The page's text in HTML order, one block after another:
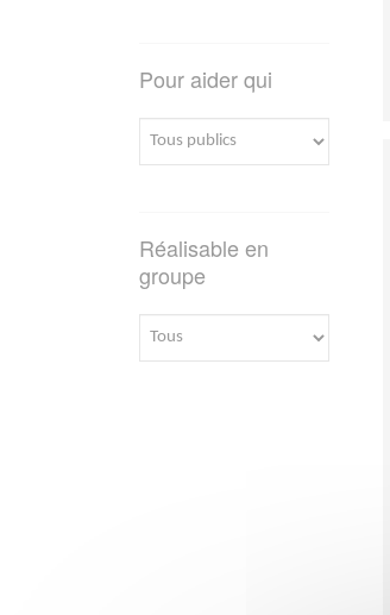
Pour aider qui
Réalisable en
groupe